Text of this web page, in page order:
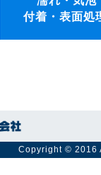
付着・表面処
Copyright © 2016